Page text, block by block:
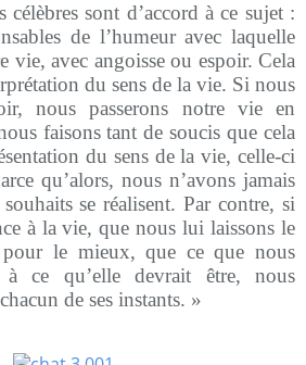
célèbres sont d’accord à ce sujet :
de l’humeur avec laquelle
vie, avec angoisse ou espoir. Cela
du sens de la vie. Si nous
nous passerons notre vie en
faisons tant de soucis que cela
du sens de la vie, celle-ci
qu’alors, nous n’avons jamais
se réalisent. Par contre, si
à la vie, que nous lui laissons le
le mieux, que ce que nous
à ce qu’elle devrait être, nous
de ses instants. »